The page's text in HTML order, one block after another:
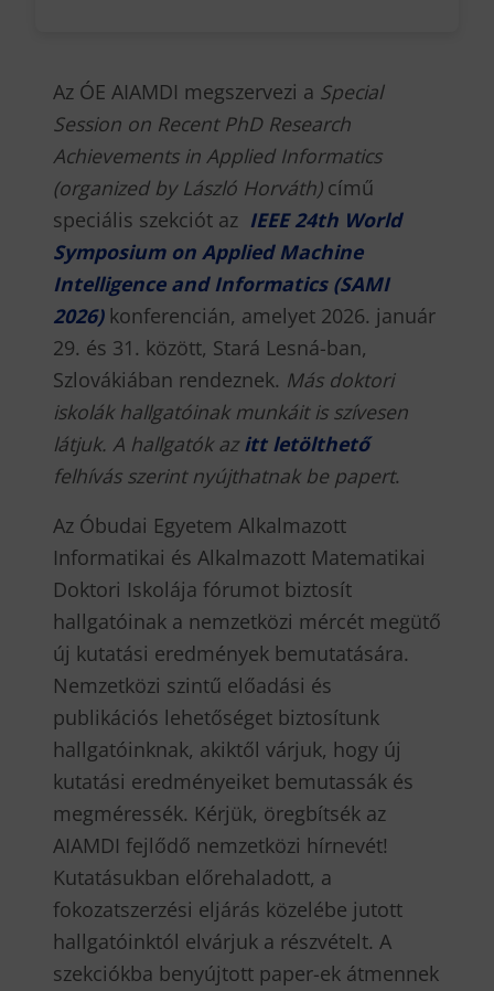
Az ÓE AIAMDI megszervezi a Special
Session on Recent PhD Research
Achievements in Applied Informatics
(organized by László Horváth) című
speciális szekciót az IEEE 24th World
Symposium on Applied Machine
Intelligence and Informatics (SAMI
2026)konferencián, amelyet 2026. január
29. és 31. között, Stará Lesná-ban,
Szlovákiában rendeznek. Más doktori
iskolák hallgatóinak munkáit is szívesen
látjuk. A hallgatók azitt letölthető
felhívás szerint nyújthatnak be papert.
Az Óbudai Egyetem Alkalmazott
Informatikai és Alkalmazott Matematikai
Doktori Iskolája fórumot biztosít
hallgatóinak a nemzetközi mércét megütő
új kutatási eredmények bemutatására.
Nemzetközi szintű előadási és
publikációs lehetőséget biztosítunk
hallgatóinknak, akiktől várjuk, hogy új
kutatási eredményeiket bemutassák és
megméressék. Kérjük, öregbítsék az
AIAMDI fejlődő nemzetközi hírnevét!
Kutatásukban előrehaladott, a
fokozatszerzési eljárás közelébe jutott
hallgatóinktól elvárjuk a részvételt. A
szekciókba benyújtott paper-ek átmennek